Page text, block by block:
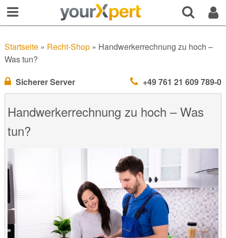
Startseite» Recht-Shop» Handwerkerrechnung zu hoch –
Was tun?
Sicherer Server
+49 761 21 609 789-0
Handwerkerrechnung zu hoch – Was
tun?